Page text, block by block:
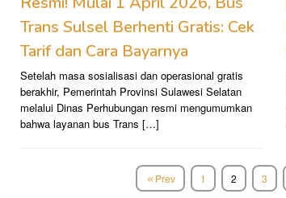
Trans Sulsel Berhenti Gratis: Cek
Tarif dan Cara Bayarnya
Setelah masa sosialisasi dan operasional gratis
berakhir, Pemerintah Provinsi Sulawesi Selatan
melalui Dinas Perhubungan resmi mengumumkan
bahwa layanan bus Trans […]
Prev 1 2 3